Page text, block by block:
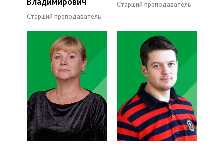
Старший преподаватель
Старший преподаватель